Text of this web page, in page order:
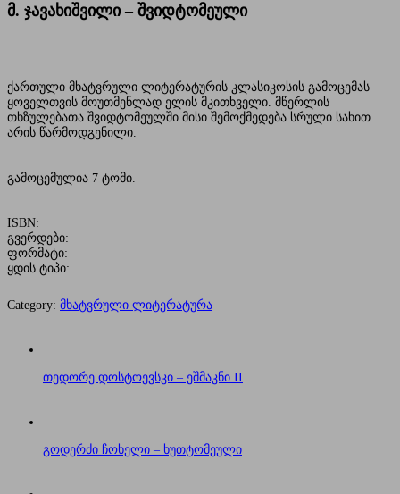
მ. ჯავახიშვილი – შვიდტომეული
ქართული მხატვრული ლიტერატურის კლასიკოსის გამოცემას
ყოველთვის მოუთმენლად ელის მკითხველი. მწერლის
თხზულებათა შვიდტომეულში მისი შემოქმედება სრული სახით
არის წარმოდგენილი.
გამოცემულია 7 ტომი.
ISBN:
გვერდები:
ფორმატი:
ყდის ტიპი:
Category: მხატვრული ლიტერატურა
თედორე დოსტოევსკი – ეშმაკნი II
გოდერძი ჩოხელი – ხუთტომეული